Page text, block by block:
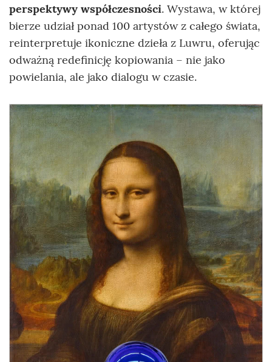
perspektywy współczesności. Wystawa, w której
bierze udział ponad 100 artystów z całego świata,
reinterpretuje ikoniczne dzieła z Luwru, oferując
odważną redefinicję kopiowania – nie jako
powielania, ale jako dialogu w czasie.